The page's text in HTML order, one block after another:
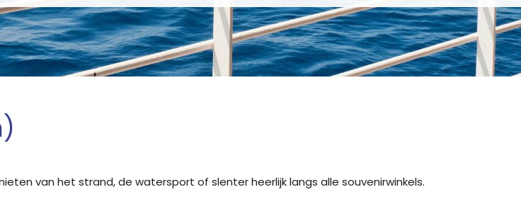
van het strand, de watersport of slenter heerlijk langs alle souvenirwinkels.